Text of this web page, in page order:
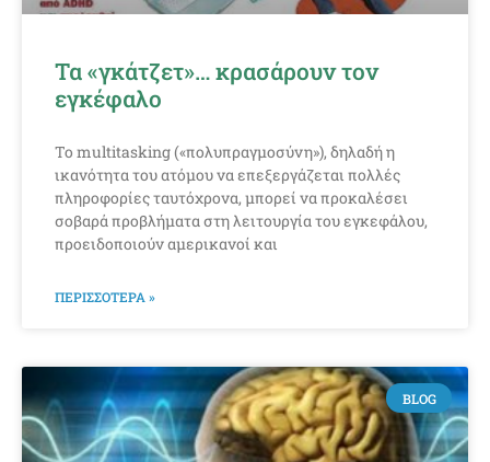
Τα «γκάτζετ»… κρασάρουν τον
εγκέφαλο
Το multitasking («πολυπραγμοσύνη»), δηλαδή η
ικανότητα του ατόμου να επεξεργάζεται πολλές
πληροφορίες ταυτόχρονα, μπορεί να προκαλέσει
σοβαρά προβλήματα στη λειτουργία του εγκεφάλου,
προειδοποιούν αμερικανοί και
ΠΕΡΙΣΣΟΤΕΡΑ »
BLOG